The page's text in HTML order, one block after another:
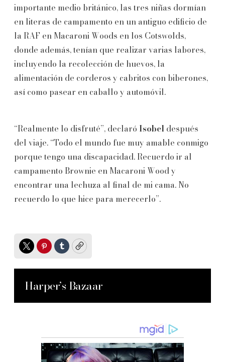
importante medio británico, las tres niñas dormían
en literas de campamento en un antiguo edificio de
la RAF en Macaroni Woods en los Cotswolds,
donde además, tenían que realizar varias labores,
incluyendo la recolección de huevos, la
alimentación de corderos y cabritos con biberones,
así como pasear en caballo y automóvil.
“Realmente lo disfruté”, declaró Isobel después
del viaje. “Todo el mundo fue muy amable conmigo
porque tengo una discapacidad. Recuerdo ir al
campamento Brownie en Macaroni Wood y
encontrar una lechuza al final de mi cama. No
recuerdo lo que hice para merecerlo”.
TwitterPinterest
TumblrCopy
Harper’s Bazaar